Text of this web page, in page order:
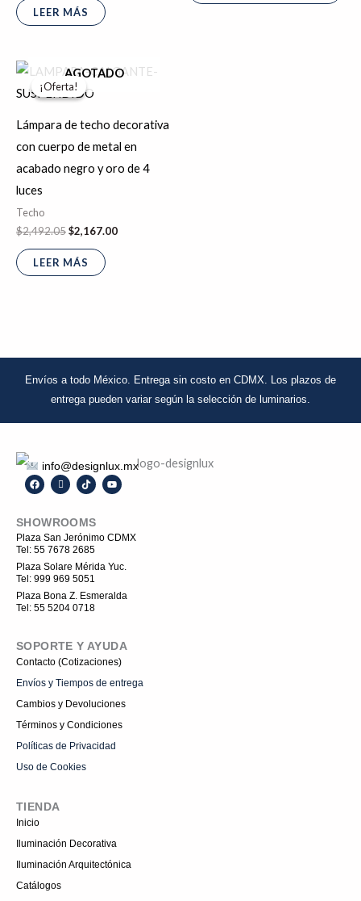
LEER MÁS
¡Oferta!
AGOTADO
¡Oferta!
Lámpara de techo decorativa
con cuerpo de metal en
acabado negro y oro de 4
luces
Techo
$2,492.05
El
precio
original
$2,492.05.
$2,167.00
El
precio
$2,167.00.
LEER MÁS
Envíos a todo México. Entrega sin costo en CDMX. Los plazos de
entrega pueden variar según la selección de luminarios.
info@designlux.mx
F
a
b
o
o
k
I
c
-
i
n
s
t
a
g
r
a
m
T
i
o
k
Y
o
b
e
SHOWROOMS
Plaza San Jerónimo CDMX
Tel: 55 7678 2685
Plaza Solare Mérida Yuc.
Tel: 999 969 5051
Plaza Bona Z. Esmeralda
Tel: 55 5204 0718
SOPORTE Y AYUDA
Contacto (Cotizaciones)
Envíos y Tiempos de entrega
Cambios y Devoluciones
Términos y Condiciones
Políticas de Privacidad
Uso de Cookies
TIENDA
Inicio
Iluminación Decorativa
Iluminación Arquitectónica
Catálogos